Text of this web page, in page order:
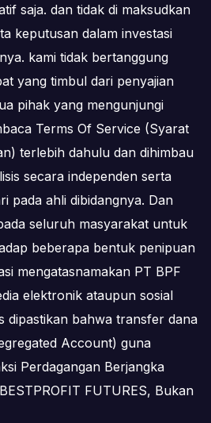
saja. dan tidak di maksudkan
keputusan dalam investasi
kami tidak bertanggung
yang timbul dari penyajian
pihak yang mengunjungi
Terms Of Service (Syarat
terlebih dahulu dan dihimbau
secara independen serta
pada ahli dibidangnya. Dan
seluruh masyarakat untuk
beberapa bentuk penipuan
mengatasnamakan PT BPF
elektronik ataupun sosial
dipastikan bahwa transfer dana
Account) guna
Perdagangan Berjangka
FUTURES, Bukan